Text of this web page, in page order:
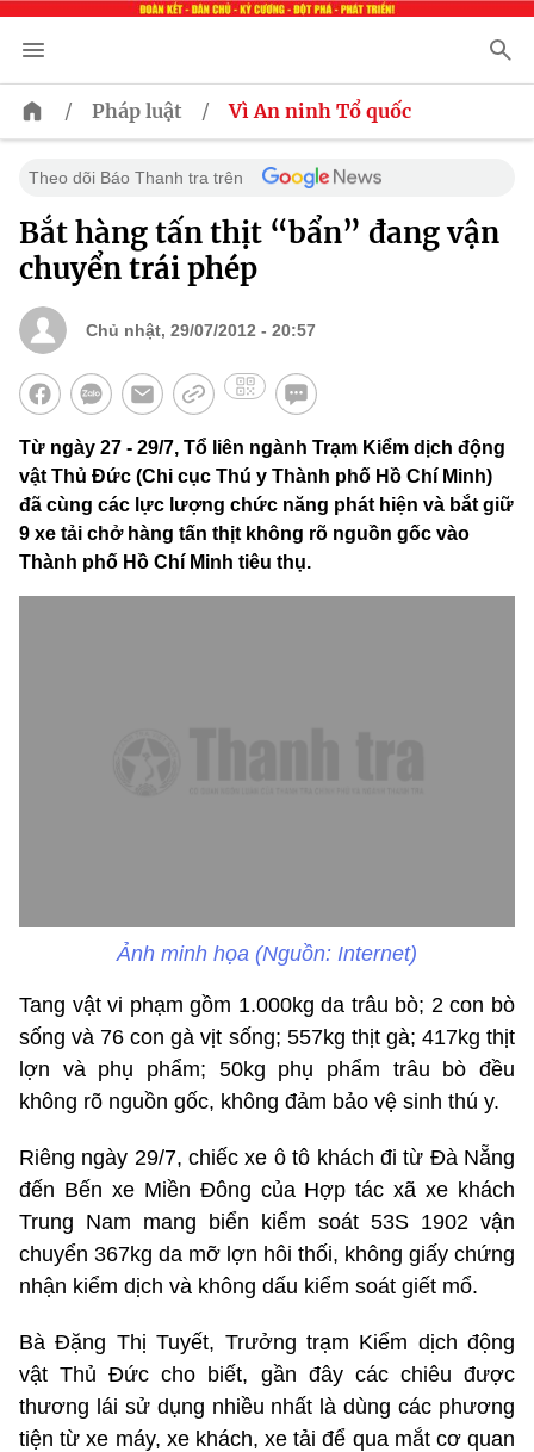
/ Pháp luật / Vì An ninh Tổ quốc
Theo dõi Báo Thanh tra trên
Bắt hàng tấn thịt “bẩn” đang vận
chuyển trái phép
Chủ nhật, 29/07/2012 - 20:57
Từ ngày 27 - 29/7, Tổ liên ngành Trạm Kiểm dịch động
vật Thủ Đức (Chi cục Thú y Thành phố Hồ Chí Minh)
đã cùng các lực lượng chức năng phát hiện và bắt giữ
9 xe tải chở hàng tấn thịt không rõ nguồn gốc vào
Thành phố Hồ Chí Minh tiêu thụ.
Ảnh minh họa (Nguồn: Internet)
Tang vật vi phạm gồm 1.000kg da trâu bò; 2 con bò
sống và 76 con gà vịt sống; 557kg thịt gà; 417kg thịt
lợn và phụ phẩm; 50kg phụ phẩm trâu bò đều
không rõ nguồn gốc, không đảm bảo vệ sinh thú y.
Riêng ngày 29/7, chiếc xe ô tô khách đi từ Đà Nẵng
đến Bến xe Miền Đông của Hợp tác xã xe khách
Trung Nam mang biển kiểm soát 53S 1902 vận
chuyển 367kg da mỡ lợn hôi thối, không giấy chứng
nhận kiểm dịch và không dấu kiểm soát giết mổ.
Bà Đặng Thị Tuyết, Trưởng trạm Kiểm dịch động
vật Thủ Đức cho biết, gần đây các chiêu được
thương lái sử dụng nhiều nhất là dùng các phương
tiện từ xe máy, xe khách, xe tải để qua mắt cơ quan